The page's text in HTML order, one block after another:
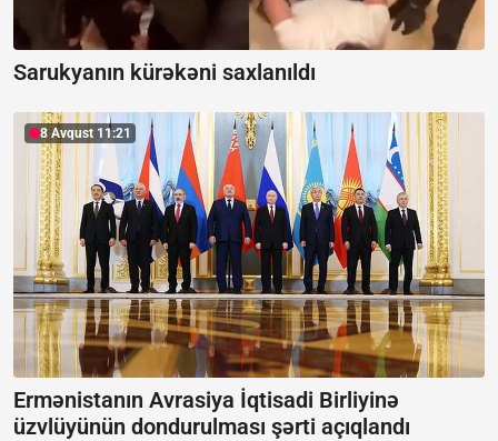
Sarukyanın kürəkəni saxlanıldı
8 Avqust 11:21
Ermənistanın Avrasiya İqtisadi Birliyinə
üzvlüyünün dondurulması şərti açıqlandı